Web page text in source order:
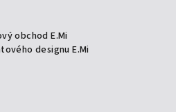
obchod E.Mi
designu E.Mi